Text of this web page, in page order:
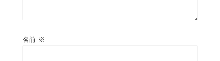
名前 ※